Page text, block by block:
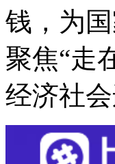
钱，为
聚焦“走
经济社会